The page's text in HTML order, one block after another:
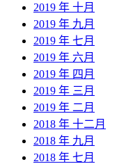
2019 年 十月
2019 年 九月
2019 年 七月
2019 年 六月
2019 年 四月
2019 年 三月
2019 年 二月
2018 年 十二月
2018 年 九月
2018 年 七月